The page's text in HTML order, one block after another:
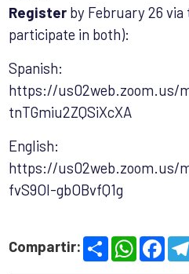
Register by February 26
participate in both):
Spanish:
https://us02web.zoom.us/
tnTGmiu2ZQSiXcXA
English:
https://us02web.zoom.us/
fvS9Ol-gbOBvfQ1g
Compartir:
S
h
W
h
F